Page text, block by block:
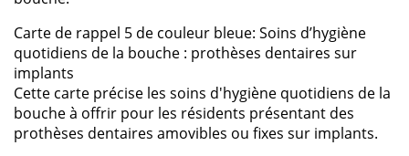
Carte de rappel 5 de couleur bleue: Soins d’hygiène
quotidiens de la bouche : prothèses dentaires sur
implants
Cette carte précise les soins d'hygiène quotidiens de la
bouche à offrir pour les résidents présentant des
prothèses dentaires amovibles ou fixes sur implants.